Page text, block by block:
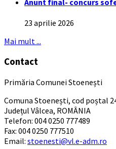
Anunt final- concurs
23 aprilie 2026
Mai mult ...
Contact
Primăria Comunei Stoenești
Comuna Stoenești, cod poștal
Județul Vâlcea, ROMÂNIA
Telefon: 004 0250 777489
Fax: 004 0250 777510
Email: stoenesti@vl.e-adm.ro